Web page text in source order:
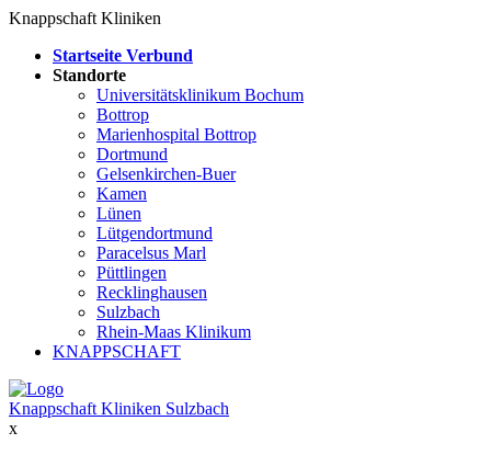
Knappschaft Kliniken
Startseite Verbund
Standorte
Universitätsklinikum Bochum
Bottrop
Marienhospital Bottrop
Dortmund
Gelsenkirchen-Buer
Kamen
Lünen
Lütgendortmund
Paracelsus Marl
Püttlingen
Recklinghausen
Sulzbach
Rhein-Maas Klinikum
KNAPPSCHAFT
Knappschaft Kliniken Sulzbach
x